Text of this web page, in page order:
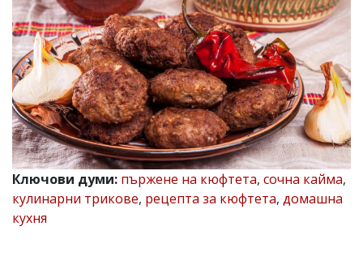
Управители:
Веселин
Василев,
email:
v.vasilev@flagman.bg
Катя
Касабова,
еmail:k.kassabova@flagman.bg
Главен
редактор:
Иван
Колев,
email:
Ключови думи: пържене на кюфтета, сочна кайма,
кулинарни трикове, рецепта за кюфтета, домашна
кухня